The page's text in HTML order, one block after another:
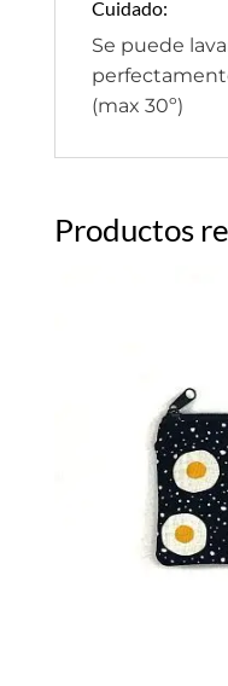
Cuidado:
Se puede
(max 30º)
Productos